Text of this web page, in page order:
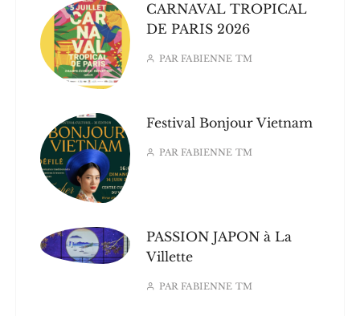
CARNAVAL TROPICAL
DE PARIS 2026
PARFABIENNE TM
Festival Bonjour Vietnam
PARFABIENNE TM
PASSION JAPON à La
Villette
PARFABIENNE TM